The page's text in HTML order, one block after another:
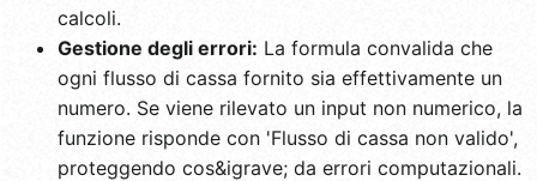
calcoli.
Gestione degli errori: La formula convalida che
ogni flusso di cassa fornito sia effettivamente un
numero. Se viene rilevato un input non numerico, la
funzione risponde con 'Flusso di cassa non valido',
proteggendo cos&igrave; da errori computazionali.